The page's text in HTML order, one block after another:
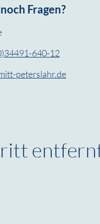
Fragen?
640-12
peterslahr.de